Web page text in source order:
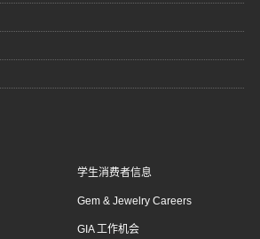
学生消费者信息
Gem & Jewelry Careers
GIA 工作机会